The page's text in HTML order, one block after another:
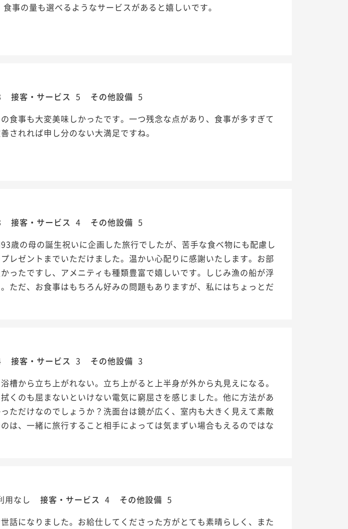
事の量も選べるようなサービスがあると嬉しいです。
接客・サービス 5 その他設備 5
食事も大変美味しかったです。一つ残念な点があり、食事が多すぎて
されれば申し分のない大満足ですね。
接客・サービス 4 その他設備 5
歳の母の誕生祝いに企画した旅行でしたが、苦手な食べ物にも配慮し
レゼントまでいただけました。温かい心配りに感謝いたします。お部
ったですし、アメニティも種類豊富で嬉しいです。しじみ漁の船が浮
ただ、お食事はもちろん好みの問題もありますが、私にはちょっとだ
接客・サービス 3 その他設備 3
槽から立ち上がれない。立ち上がると上半身が外から丸見えになる。
くのも屈まないといけない電気に窮屈さを感じました。他に方法があ
ただけなのでしょうか？洗面台は鏡が広く、室内も大きく見えて素敵
は、一緒に旅行すること相手によっては気まずい場合もえるのではな
用なし 接客・サービス 4 その他設備 5
話になりました。お給仕してくださった方がとても素晴らしく、また